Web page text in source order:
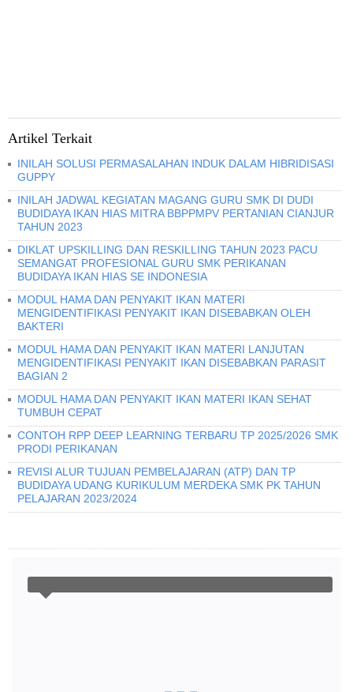
Artikel Terkait
INILAH SOLUSI PERMASALAHAN INDUK DALAM HIBRIDISASI
GUPPY
INILAH JADWAL KEGIATAN MAGANG GURU SMK DI DUDI
BUDIDAYA IKAN HIAS MITRA BBPPMPV PERTANIAN CIANJUR
TAHUN 2023
DIKLAT UPSKILLING DAN RESKILLING TAHUN 2023 PACU
SEMANGAT PROFESIONAL GURU SMK PERIKANAN
BUDIDAYA IKAN HIAS SE INDONESIA
MODUL HAMA DAN PENYAKIT IKAN MATERI
MENGIDENTIFIKASI PENYAKIT IKAN DISEBABKAN OLEH
BAKTERI
MODUL HAMA DAN PENYAKIT IKAN MATERI LANJUTAN
MENGIDENTIFIKASI PENYAKIT IKAN DISEBABKAN PARASIT
BAGIAN 2
MODUL HAMA DAN PENYAKIT IKAN MATERI IKAN SEHAT
TUMBUH CEPAT
CONTOH RPP DEEP LEARNING TERBARU TP 2025/2026 SMK
PRODI PERIKANAN
REVISI ALUR TUJUAN PEMBELAJARAN (ATP) DAN TP
BUDIDAYA UDANG KURIKULUM MERDEKA SMK PK TAHUN
PELAJARAN 2023/2024